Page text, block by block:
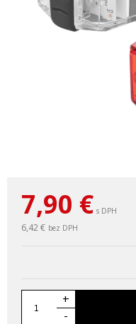
7,90 € s DPH
6,42 € bez DPH
+
-